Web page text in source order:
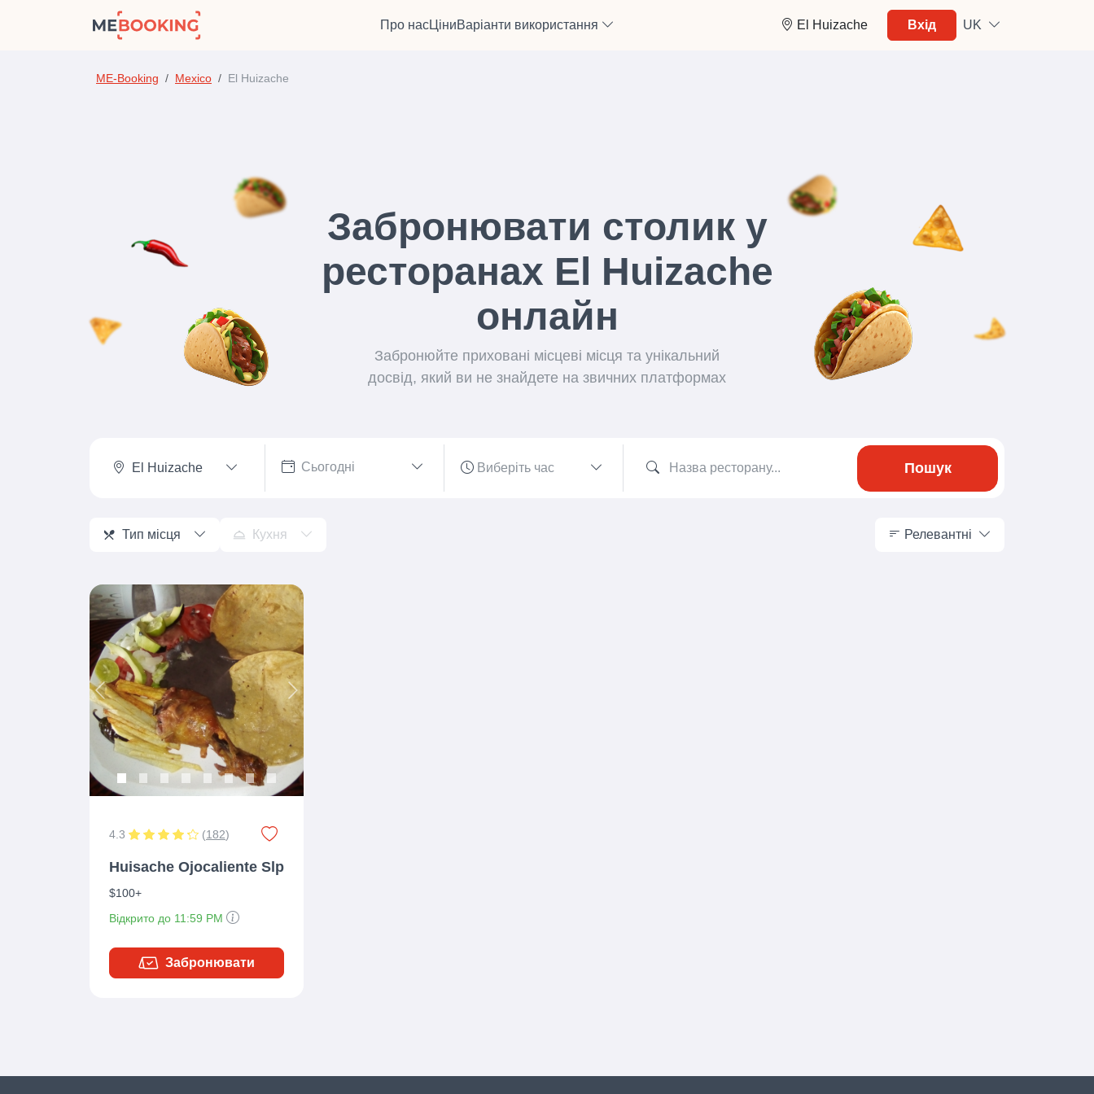
Про насЦіниВаріанти використання El Huizache Вхід UK
ME-Booking Mexico El Huizache
Забронювати столик у
ресторанах El Huizache
онлайн
Забронюйте приховані місцеві місця та унікальний
досвід, який ви не знайдете на звичних платформах
El Huizache Пошук
Тип місця Кухня
Релевантні
Previous Next
4.3 (182)
Huisache Ojocaliente Slp
$100+
Відкрито до 11:59 PM
Забронювати